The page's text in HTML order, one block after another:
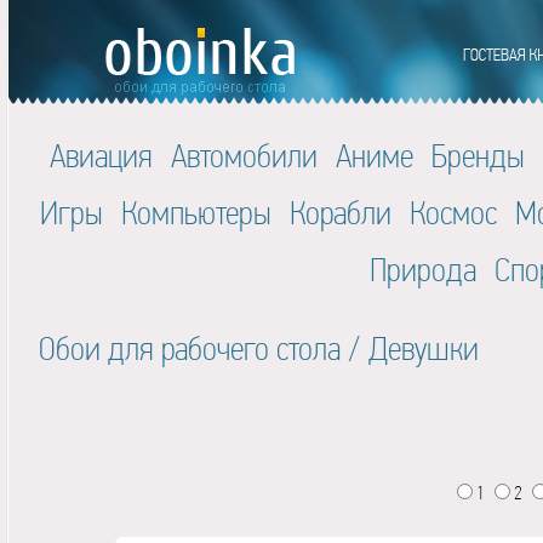
Авиация Автомобили Аниме Бренды
Игры Компьютеры Корабли Космос
Природа
Обои для рабочего стола / Девушки
1 2